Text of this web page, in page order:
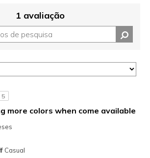
1 avaliação
5
more colors when come available
Casual